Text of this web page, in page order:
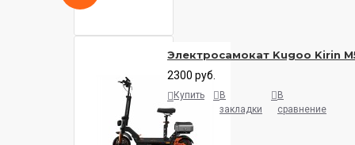
Электросамокат Kugoo Kirin
2300 руб.
Купить
В
закладки
В
сравнение